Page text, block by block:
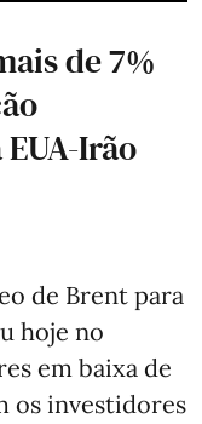
de 7%
Irão
de Brent para
hoje no
em baixa de
os investidores